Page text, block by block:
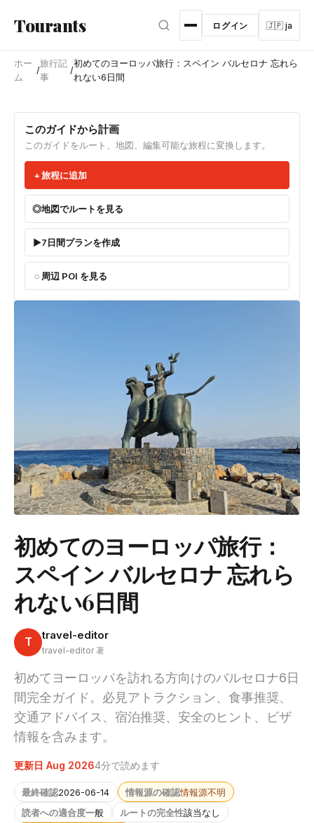
Tourants ログイン 🇯🇵 ja
ホー
ム
/
旅行記
事
/
初めてのヨーロッパ旅行：スペイン バルセロナ 忘れら
れない6日間
このガイドから計画
このガイドをルート、地図、編集可能な旅程に変換します。
旅程に追加
地図でルートを見る
7日間プランを作成
周辺 POI を見る
初めてのヨーロッパ旅行：
スペイン バルセロナ 忘れら
れない6日間
T travel-editor
travel-editor 著
初めてヨーロッパを訪れる方向けのバルセロナ6日
間完全ガイド。必見アトラクション、食事推奨、
交通アドバイス、宿泊推奨、安全のヒント、ビザ
情報を含みます。
更新日 Aug 20264分で読めます
最終確認2026-06-14 情報源の確認情報源不明
読者への適合度一般 ルートの完全性該当なし